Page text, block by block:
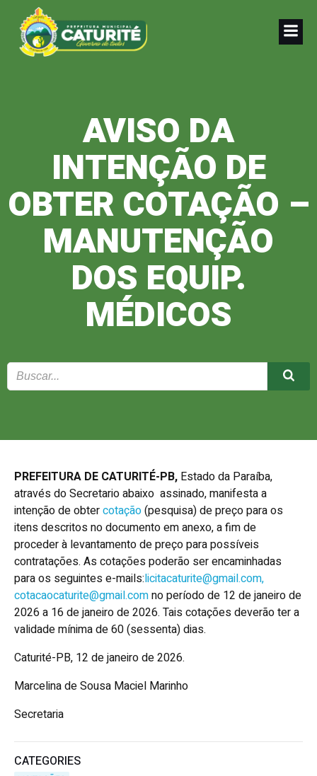
AVISO DA
INTENÇÃO DE
OBTER COTAÇÃO –
MANUTENÇÃO
DOS EQUIP.
MÉDICOS
PREFEITURA DE CATURITÉ-PB, Estado da Paraíba,
através do Secretario abaixo assinado, manifesta a
intenção de obtercotação(pesquisa) de preço para os
itens descritos no documento em anexo, a fim de
proceder à levantamento de preço para possíveis
contratações. As cotações poderão ser encaminhadas
para os seguintes e-mails:licitacaturite@gmail.com,
cotacaocaturite@gmail.comno período de 12 de janeiro de
2026 a 16 de janeiro de 2026. Tais cotações deverão ter a
validade mínima de 60 (sessenta) dias.
Caturité-PB, 12 de janeiro de 2026.
Marcelina de Sousa Maciel Marinho
Secretaria
CATEGORIES